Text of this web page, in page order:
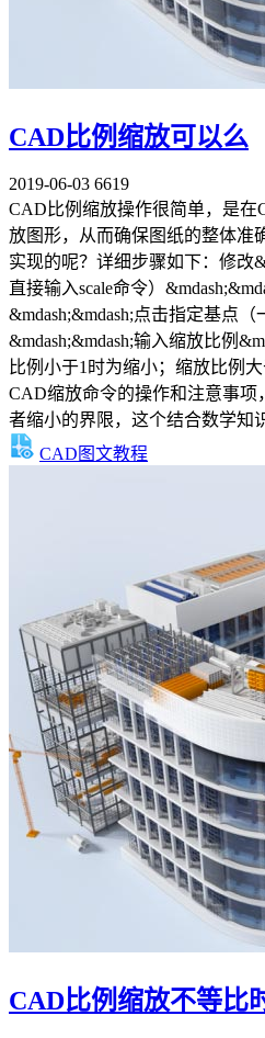
CAD比例缩放可以么
2019-06-03 6619
CAD比例缩放操作很简单，是
放图形，从而确保图纸的整体准
实现的呢？详细步骤如下：修改
直接输入scale命令）
&mdash;&mdash;点击指定基点（
&mdash;&mdash;输入缩放比例
比例小于1时为缩小；缩放比例
CAD缩放命令的操作和注意事项
者缩小的界限，这个结合数学知
CAD图文教程
CAD比例缩放不等比